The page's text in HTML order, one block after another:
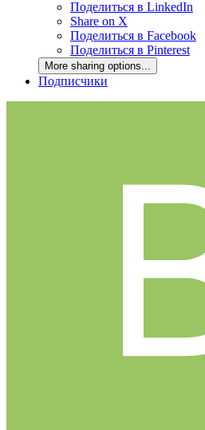
Поделиться в LinkedIn
Share on X
Поделиться в Facebook
Поделиться в Pinterest
More sharing options...
Подписчики